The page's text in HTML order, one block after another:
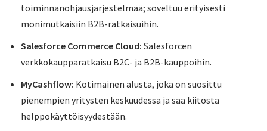
toiminnanohjausjärjestelmää; soveltuu erityisesti
monimutkaisiin B2B-ratkaisuihin.
Salesforce Commerce Cloud: Salesforcen
verkkokaupparatkaisu B2C- ja B2B-kauppoihin.
MyCashflow: Kotimainen alusta, joka on suosittu
pienempien yritysten keskuudessa ja saa kiitosta
helppokäyttöisyydestään.